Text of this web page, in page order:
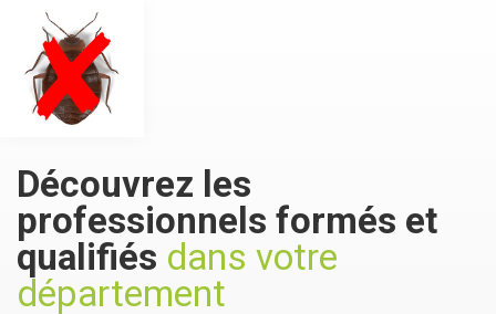
Découvrez les
professionnels formés et
qualifiés dans votre
département